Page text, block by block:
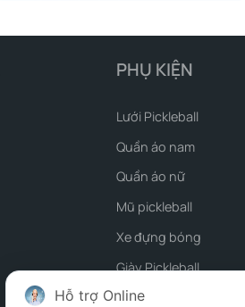
PHỤ KIỆN
Lưới Pickleball
Quần áo nam
Quần áo nữ
Mũ pickleball
Xe đựng bóng
Giày Pickleball
Phụ kiện vợt
Hỗ trợ Online